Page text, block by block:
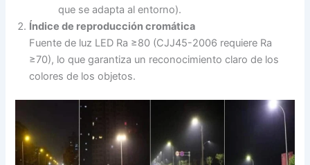
que se adapta al entorno).
Índice de reproducción cromática
Fuente de luz LED Ra ≥80 (CJJ45-2006 requiere Ra
≥70), lo que garantiza un reconocimiento claro de los
colores de los objetos.